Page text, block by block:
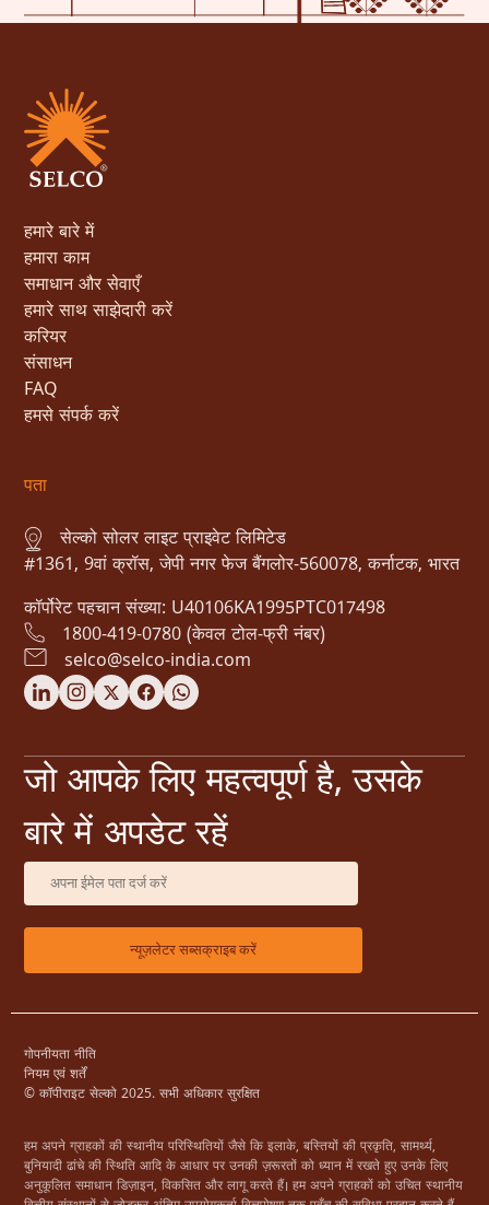
हमारे बारे में
हमारा काम
समाधान और सेवाएँ
हमारे साथ साझेदारी करें
करियर
संसाधन
FAQ
हमसे संपर्क करें
पता
सेल्को सोलर लाइट प्राइवेट लिमिटेड
#1361, 9वां क्रॉस, जेपी नगर फेज बैंगलोर-560078, कर्नाटक, भारत
कॉर्पोरेट पहचान संख्या: U40106KA1995PTC017498
1800-419-0780 (केवल टोल-फ्री नंबर)
selco@selco-india.com
जो आपके लिए महत्वपूर्ण है, उसके
बारे में अपडेट रहें
गोपनीयता नीति
नियम एवं शर्तें
© कॉपीराइट सेल्को 2025. सभी अधिकार सुरक्षित
हम अपने ग्राहकों की स्थानीय परिस्थितियों जैसे कि इलाके, बस्तियों की प्रकृति, सामर्थ्य,
बुनियादी ढांचे की स्थिति आदि के आधार पर उनकी ज़रूरतों को ध्यान में रखते हुए उनके लिए
अनुकूलित समाधान डिज़ाइन, विकसित और लागू करते हैं। हम अपने ग्राहकों को उचित स्थानीय